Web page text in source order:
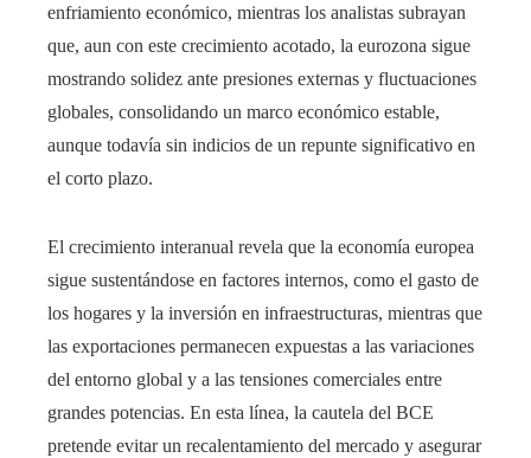
enfriamiento económico, mientras los analistas subrayan
que, aun con este crecimiento acotado, la eurozona sigue
mostrando solidez ante presiones externas y fluctuaciones
globales, consolidando un marco económico estable,
aunque todavía sin indicios de un repunte significativo en
el corto plazo.
El crecimiento interanual revela que la economía europea
sigue sustentándose en factores internos, como el gasto de
los hogares y la inversión en infraestructuras, mientras que
las exportaciones permanecen expuestas a las variaciones
del entorno global y a las tensiones comerciales entre
grandes potencias. En esta línea, la cautela del BCE
pretende evitar un recalentamiento del mercado y asegurar